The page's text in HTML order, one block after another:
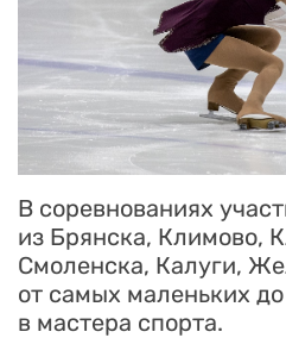
В соревнованиях
из Брянска, Климово,
Смоленска, Калуги,
от самых маленьких
в мастера спорта.